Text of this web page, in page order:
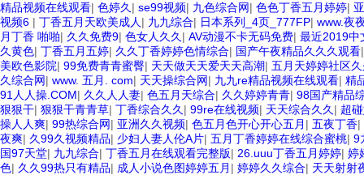
精品视频在线观看| 色婷久 | se99视频| 九色综合网| 色色丁香五月婷婷|
视频6 | 丁香五月天欧美成人 | 九九综合| 日本系列_4页_777FP| www.夜
月丁香 啪啪| 久久免费9| 色女人久久 | AV动漫不卡无码免费| 最近2019中
久黄色| 丁香五月五婷| 久久丁香婷婷色情综合| 国产午夜精品久久久观看
美欧色影院| 99免费青青蜜臀| 天天做天天爱天天高潮| 五月天婷婷社区
久综合网| www. 五月. com| 天天操综合网| 九九re精品视频在线观看| 精
91人人操.COM| 久久人人妻| 色五月天综合| 久久婷婷青青| 98国产精品
狠狠干| 狠狠干青青草| 丁香综合久久 | 99re在线视频| 天天综合久久 | 超
操人人爽| 99热综合网| 亚洲久久视频| 色五月色开心开心五月 | 五夜丁香|
夜爽| 久99久视频精品| 少妇人妻人伦A片| 五月丁香婷婷在线综合蜜桃| 9
国97天堂| 九九综合| 丁香五月在线观看完整版| 26.uuu丁香五月婷婷| 婷
色| 久久99热只有精品| 成人小说色图婷婷五月 | 婷婷久久综合| 天天射射